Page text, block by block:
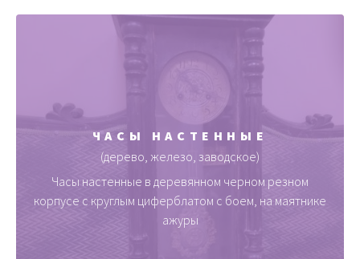
ЧАСЫ НАСТЕННЫЕ
(дерево, железо, заводское)
Часы настенные в деревянном черном резном
корпусе с круглым циферблатом с боем, на маятнике
ажуры